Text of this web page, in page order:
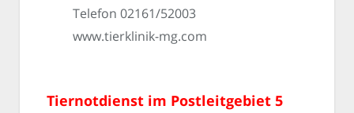
Telefon 02161/52003
www.tierklinik-mg.com
Tiernotdienst im Postleitgebiet 5